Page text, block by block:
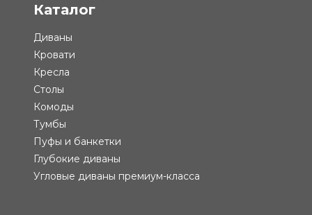
Каталог
Диваны
Кровати
Кресла
Столы
Комоды
Тумбы
Пуфы и банкетки
Глубокие диваны
Угловые диваны премиум-класса